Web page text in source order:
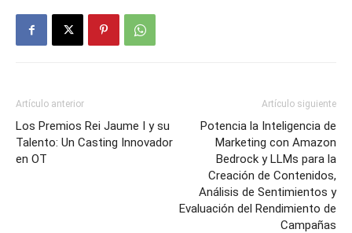
Artículo anterior
Los Premios Rei Jaume I y su
Talento: Un Casting Innovador
en OT
Artículo siguiente
Potencia la Inteligencia de
Marketing con Amazon
Bedrock y LLMs para la
Creación de Contenidos,
Análisis de Sentimientos y
Evaluación del Rendimiento de
Campañas